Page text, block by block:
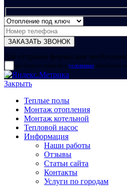
Для отправки формы вам
прочитал и согласен с условиями обработки
Закрыть
Теплые полы
Монтаж отопления
Монтаж котельной
Тепловой насос
Информация
Наши работы
Отзывы
Статьи сайта
Контакты
Услуги по городам